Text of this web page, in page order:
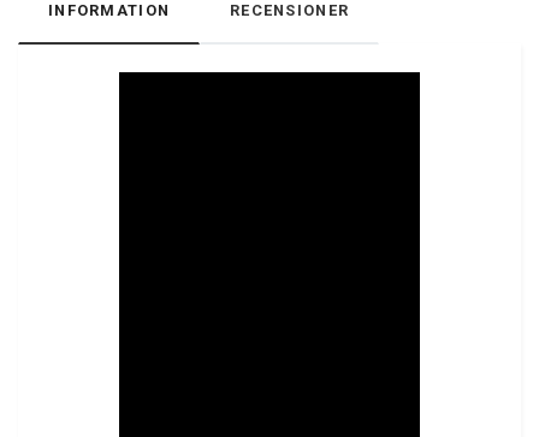
INFORMATION RECENSIONER